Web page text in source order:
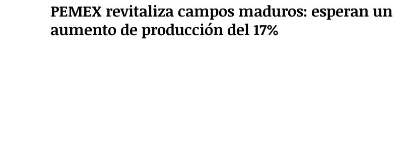
PEMEX revitaliza campos maduros: esperan un
aumento de producción del 17%